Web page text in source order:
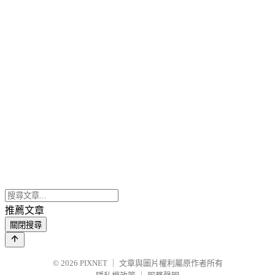
推薦文章
關閉搜尋
© 2026 PIXNET
文章與圖片權利屬原作者所有